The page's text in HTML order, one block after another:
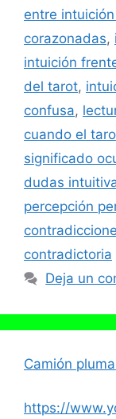
entre
corazonadas,
intuición
del tarot,
confusa,
cuando el
significado
dudas
percepción
contradictoria
Deja un
Camión
https://